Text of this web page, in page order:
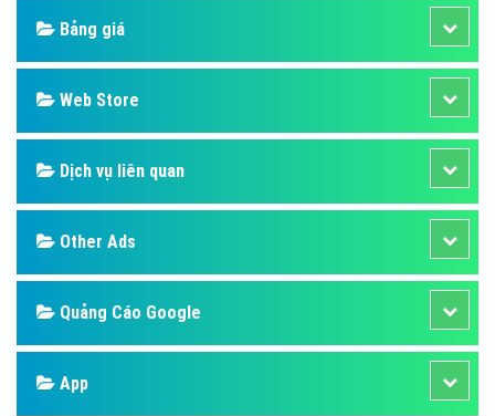
Bảng giá
Web Store
Dịch vụ liên quan
Other Ads
Quảng Cáo Google
App